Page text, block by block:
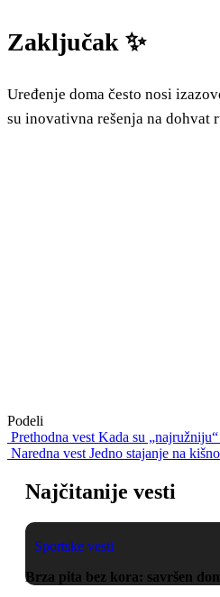
Zaključak ✨
Uređenje doma često nosi
su inovativna rešenja na
Podeli
Prethodna vest Kada su
Naredna vest Jedno stajanje na
Najčitanije vesti
Sportske vesti
Brza pita bez kora: savršen